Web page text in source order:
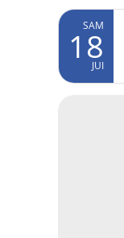
SAM
18
JUI